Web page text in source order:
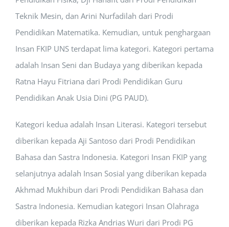
Teknik Mesin, dan Arini Nurfadilah dari Prodi
Pendidikan Matematika. Kemudian, untuk penghargaan
Insan FKIP UNS terdapat lima kategori. Kategori pertama
adalah Insan Seni dan Budaya yang diberikan kepada
Ratna Hayu Fitriana dari Prodi Pendidikan Guru
Pendidikan Anak Usia Dini (PG PAUD).
Kategori kedua adalah Insan Literasi. Kategori tersebut
diberikan kepada Aji Santoso dari Prodi Pendidikan
Bahasa dan Sastra Indonesia. Kategori Insan FKIP yang
selanjutnya adalah Insan Sosial yang diberikan kepada
Akhmad Mukhibun dari Prodi Pendidikan Bahasa dan
Sastra Indonesia. Kemudian kategori Insan Olahraga
diberikan kepada Rizka Andrias Wuri dari Prodi PG